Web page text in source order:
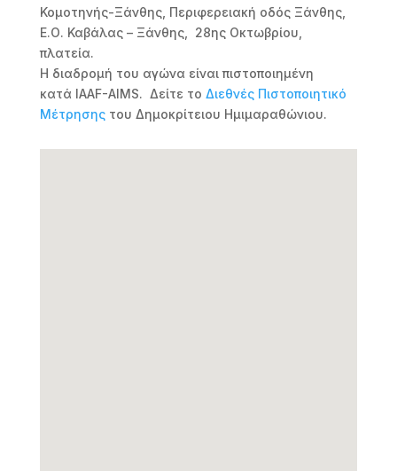
Κομοτηνής-Ξάνθης, Περιφερειακή οδός Ξάνθης,
Ε.Ο. Καβάλας – Ξάνθης, 28ης Οκτωβρίου,
πλατεία.
Η διαδρομή του αγώνα είναι πιστοποιημένη
κατά IAAF-AIMS. Δείτε το Διεθνές Πιστοποιητικό
Μέτρησηςτου Δημοκρίτειου Ημιμαραθώνιου.